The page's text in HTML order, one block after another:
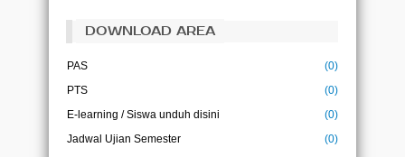
DOWNLOAD AREA
PAS
(0)
PTS
(0)
E-learning / Siswa unduh disini
(0)
Jadwal Ujian Semester
(0)